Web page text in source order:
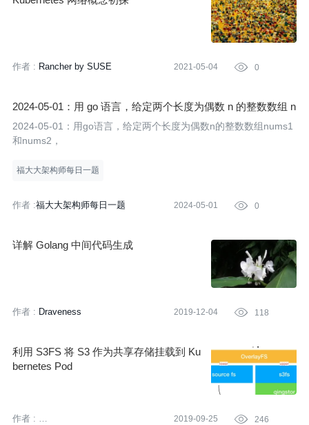
作者 : Rancher by SUSE 2021-05-04  0
2024-05-01：用 go 语言，给定两个长度为偶数 n 的整数数组 n
ums1 和 nums2， 分别移除它们各自的一半元素， 将剩下的
元素合并成集合 s。 找出集合 s 中可能包含的最多元素数量。
2024-05-01：用go语言，给定两个长度为偶数n的整数数组nums1
和nums2，
福大大架构师每日一题
作者 :福大大架构师每日一题 2024-05-01  0
详解 Golang 中间代码生成
作者 : Draveness 2019-12-04  118
利用 S3FS 将 S3 作为共享存储挂载到 Ku
bernetes Pod
作者 :
2019-09-25  246